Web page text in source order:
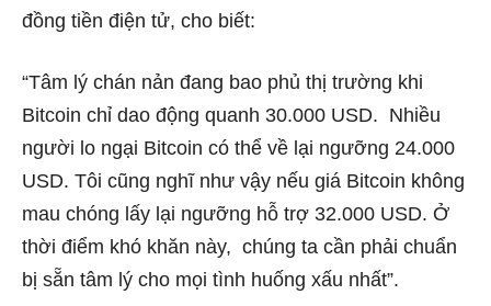
đồng tiền điện tử, cho biết:
“Tâm lý chán nản đang bao phủ thị trường khi
Bitcoin chỉ dao động quanh 30.000 USD. Nhiều
người lo ngại Bitcoin có thể về lại ngưỡng 24.000
USD. Tôi cũng nghĩ như vậy nếu giá Bitcoin không
mau chóng lấy lại ngưỡng hỗ trợ 32.000 USD. Ở
thời điểm khó khăn này, chúng ta cần phải chuẩn
bị sẵn tâm lý cho mọi tình huống xấu nhất”.